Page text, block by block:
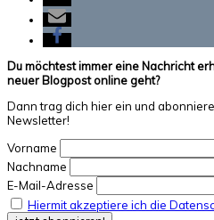
Du möchtest immer eine Nachricht
neuer Blogpost online geht?
Dann trag dich hier ein und
Newsletter!
Vorname
Nachname
E-Mail-Adresse
Hiermit akzeptiere ich die